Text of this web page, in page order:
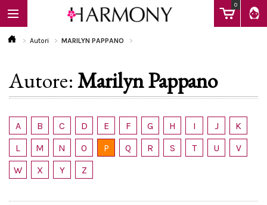
0
EBOOK
LIBRI
Calendario
Autori MARILYN PAPPANO
Autore:Marilyn Pappano
A B C D E F G H I J
K
L
M N O P Q R S T U
V
W
X Y Z